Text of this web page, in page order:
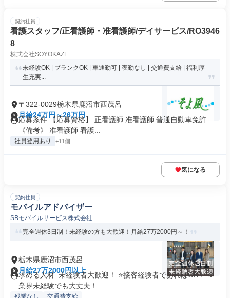
契約社員
看護スタッフ/正看護師・准看護師/デイサービス/RO3946
8
株式会社SOYOKAZE
未経験OK | ブランクOK | 車通勤可 | 夜勤なし | 交通費支給 | 福利厚
生充実...
〒322-0029栃木県鹿沼市西茂呂
月給24万円～26万円
応募条件 【応募資格】 正看護師 准看護師 普通自動車免許
《備考》 准看護師 看護...
社員登用あり +11個
気になる
契約社員
モバイルアドバイザー
SBモバイルサービス株式会社
完全週休3日制！未経験の方も大歓迎！月給27万2000円～！
栃木県鹿沼市西茂呂
月給27万2000円以上
求める人材: 未経験者大歓迎！ ⭐接客経験者であればOK！ ※
業界未経験でも大丈夫！...
残業なし 交通費支給